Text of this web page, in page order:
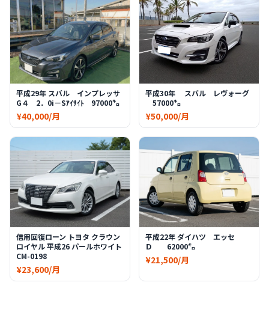
平成29年 スバル インプレッサ
G４ 2．0i－Sｱｲｻｲﾄ 97000㌔
¥40,000/月
平成30年 スバル レヴォーグ
57000㌔
¥50,000/月
信用回復ローン トヨタ クラウン
ロイヤル 平成26 パールホワイト
CM-0198
¥23,600/月
平成22年 ダイハツ エッセ
Ｄ 62000㌔
¥21,500/月